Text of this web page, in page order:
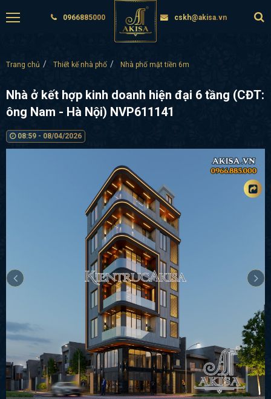
0966885000 cskh@akisa.vn
Trang chủ Thiết kế nhà phố Nhà phố mặt tiền 6m
Nhà ở kết hợp kinh doanh hiện đại 6 tầng (CĐT:
ông Nam - Hà Nội) NVP611141
08:59 - 08/04/2026